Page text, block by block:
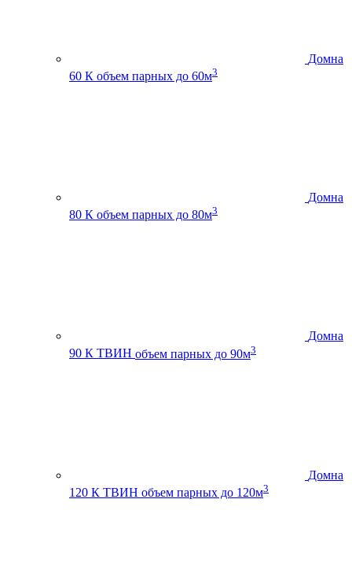
Домна
60 К объем парных до 60м3
Домна
80 К объем парных до 80м3
Домна
90 К ТВИН объем парных до 90м3
Домна
120 К ТВИН объем парных до 120м3